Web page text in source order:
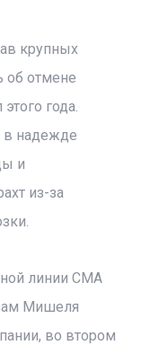
крупных
об отмене
года.
в надежде
и
из-за
линии CMA
Мишеля
во втором